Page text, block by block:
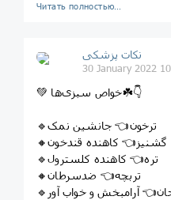
Читать полностью…
نکات پزشکی
30 January 2022
💚 خواص سبزی‌ها☘️👇
🔹ترخون👈 جانشین نمک
🔸گشنیز👈 کاهنده قندخون
🔹تره👈 کاهنده کلسترول
🔸تربچه👈 ضدسرطان
آرامبخش و خواب آور